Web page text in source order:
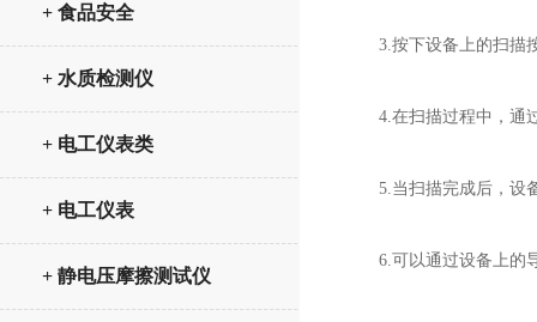
+ 食品安全
+ 水质检测仪
+ 电工仪表类
+ 电工仪表
+ 静电压摩擦测试仪
3.按下设备上的扫描按
4.在扫描过程中，通过
5.当扫描完成后，设备
6.可以通过设备上的导